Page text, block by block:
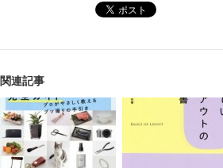
関連記事